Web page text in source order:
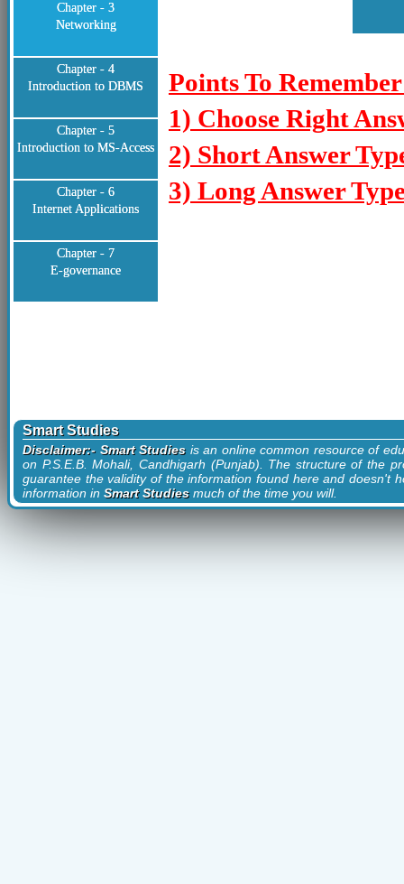
Chapter - 3
Networking
Chapter - 4
Introduction to DBMS
Chapter - 5
Introduction to MS-Access
Chapter - 6
Internet Applications
Chapter - 7
E-governance
Points To
1) Choose Right
2) Short Answer
3) Long Answer
Smart Studies
Disclaimer:- Smart Studiesis an online common resource of
on P.S.E.B. Mohali, Candhigarh (Punjab). The structure of the
guarantee the validity of the information found here and doesn't
information in Smart Studiesmuch of the time you will.